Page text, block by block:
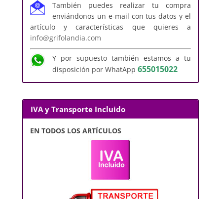
También puedes realizar tu compra
enviándonos un e-mail con tus datos y el
artículo y características que quieres a
info@grifolandia.com
Y por supuesto también estamos a tu
disposición por WhatApp 655015022
IVA y Transporte Incluido
EN TODOS LOS ARTÍCULOS